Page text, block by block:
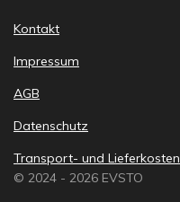
Kontakt
Impressum
AGB
Datenschutz
Transport- und Lieferkosten
© 2024 - 2026 EVSTO